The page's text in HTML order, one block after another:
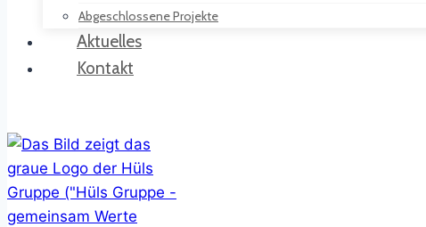
Abgeschlossene Projekte
Aktuelles
Kontakt